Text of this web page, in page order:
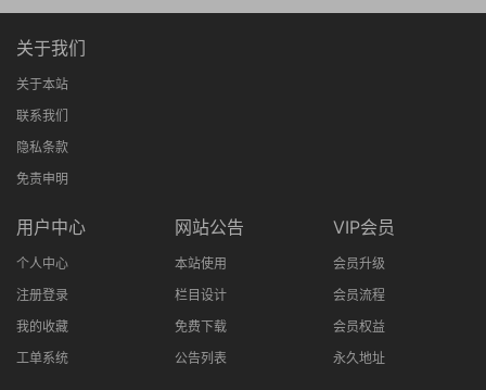
关于我们
关于本站
联系我们
隐私条款
免责申明
用户中心
个人中心
注册登录
我的收藏
工单系统
网站公告
本站使用
栏目设计
免费下载
公告列表
VIP会员
会员升级
会员流程
会员权益
永久地址